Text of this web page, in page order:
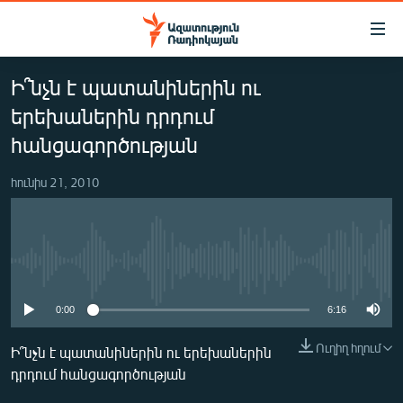
Մատչելիության
հիմնական
բովանդակությանը
Անցնել
հիմնական
մենյուին
Որոնում
ԱԶԱՏՈՒԹՅՈՒՆ TV
ՀԱՅԱՍՏԱՆ
ՔԱՂԱՔԱԿԱՆ
ԸՆՏՐՈՒԹՅՈՒՆՆԵՐ 2026
ՂԱՐԱԲԱՂ
ՊԱՏԵՐԱԶՄԻ 6 ՇԱԲԱԹՆԵՐԸ
ՏԱՐԱԾԱՇՐՋԱՆ
Ի՞նչն է պատանիներին ու
երեխաներին դրդում
հանցագործության
հունիս 21, 2010
0:00 6:16
Ուղիղ հղում
Ի՞նչն է պատանիներին ու երեխաներին
դրդում հանցագործության